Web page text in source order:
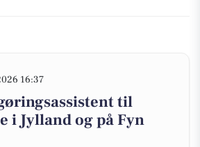
16:37
til
i Jylland og på Fyn